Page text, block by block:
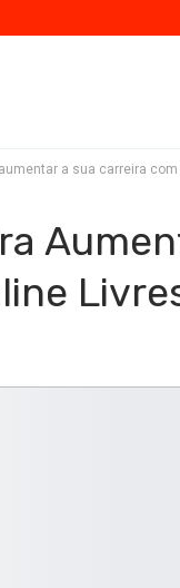
a sua carreira